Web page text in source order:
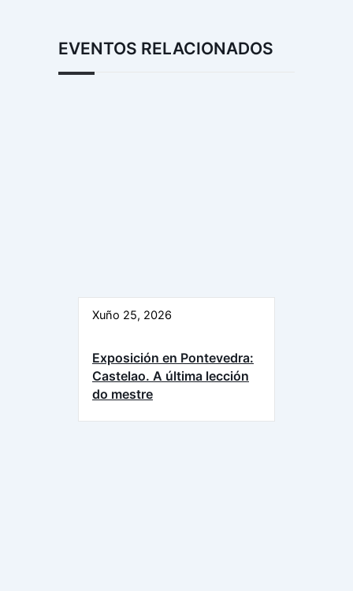
EVENTOS RELACIONADOS
Xuño 25, 2026
Exposición en Pontevedra:
Castelao. A última lección
do mestre